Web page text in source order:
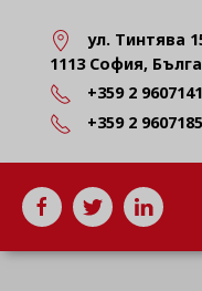
ул. Тинтява
1113 София,
+359 2 9607141
+359 2 9607185